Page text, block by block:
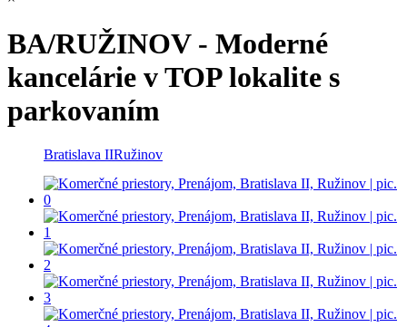
BA/RUŽINOV - Moderné
kancelárie v TOP lokalite s
parkovaním
Bratislava IIRužinov